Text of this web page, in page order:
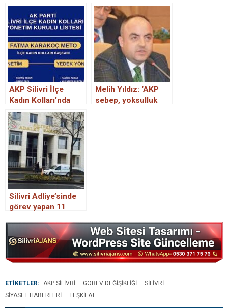
AKP Silivri İlçe
Kadın Kolları’nda
görev değişimi
Melih Yıldız: ‘AKP
sebep, yoksulluk
Silivri Adliye’sinde
görev yapan 11
yeri değişti.
ETİKETLER: AKP SILIVRI GÖREV DEĞIŞIKLIĞI
SILIVRI
SIYASET HABERLERI
TEŞKILAT